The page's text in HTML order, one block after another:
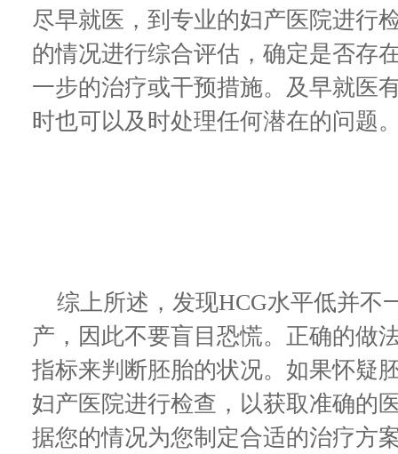
尽早就医，到专业的妇产医院进行
的情况进行综合评估，确定是否存
一步的治疗或干预措施。及早就医
时也可以及时处理任何潜在的问题
综上所述，发现HCG水平低并不
产，因此不要盲目恐慌。正确的做
指标来判断胚胎的状况。如果怀疑
妇产医院进行检查，以获取准确的
据您的情况为您制定合适的治疗方